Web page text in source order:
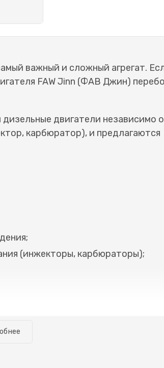
важный и сложный агрегат.
FAW Jinn (ФАВ Джин)
двигатели независимо
карбюратор), и предлагаются
(инжекторы, карбюраторы);
ремонта ДВС FAW Jinn (ФАВ Джин)
провести в данном случае. Вас